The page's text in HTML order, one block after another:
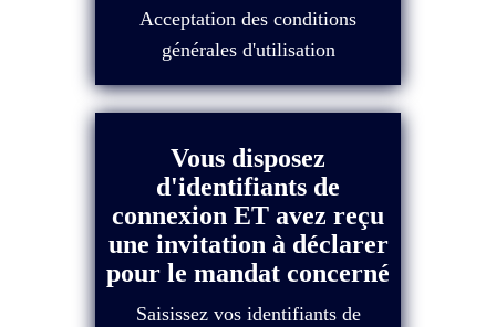
Vous disposez
d'identifiants de
connexion ET avez reçu
une invitation à déclarer
pour le mandat concerné
Saisissez vos identifiants de
Acceptation des conditions
générales d'utilisation